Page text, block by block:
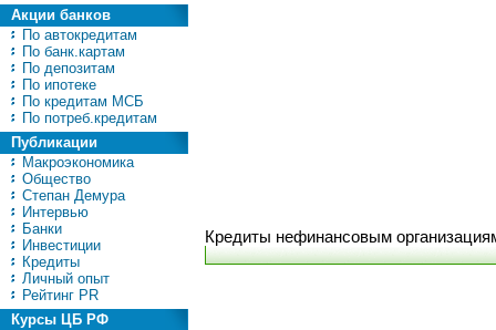
Акции банков
По автокредитам
По банк.картам
По депозитам
По ипотеке
По кредитам МСБ
По потреб.кредитам
Публикации
Макроэкономика
Общество
Степан Демура
Интервью
Банки
Инвестиции
Кредиты
Личный опыт
Рейтинг PR
Курсы ЦБ РФ
Кредиты нефинансовым